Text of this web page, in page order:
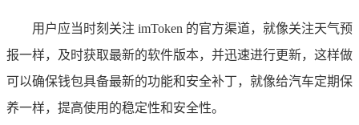
用户应当时刻关注 imToken 的官方渠道，就像关注天气预
报一样，及时获取最新的软件版本，并迅速进行更新，这样做
可以确保钱包具备最新的功能和安全补丁，就像给汽车定期保
养一样，提高使用的稳定性和安全性。